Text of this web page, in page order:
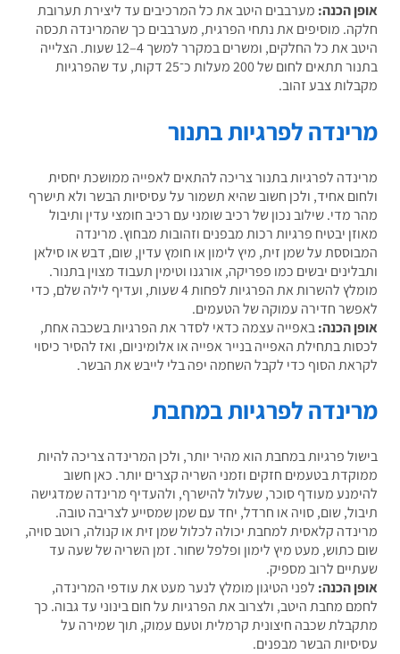
הכנה:מערבבים היטב את כל המרכיבים עד ליצירת תערובת
מוסיפים את נתחי הפרגית, מערבבים כך שהמרינדה תכסה
היטב את כל החלקים, ומשרים במקרר למשך 4–12 שעות. הצלייה
בתנור תתאים לחום של 200 מעלות כ־25 דקות, עד שהפרגיות
צבע זהוב.
לפרגיות בתנור
לפרגיות בתנור צריכה להתאים לאפייה ממושכת יחסית
אחיד, ולכן חשוב שהיא תשמור על עסיסיות הבשר ולא תישרף
מדי. שילוב נכון של רכיב שומני עם רכיב חומצי עדין ותיבול
יבטיח פרגיות רכות מבפנים וזהובות מבחוץ. מרינדה
על שמן זית, מיץ לימון או חומץ עדין, שום, דבש או סילאן
יבשים כמו פפריקה, אורגנו וטימין תעבוד מצוין בתנור.
מומלץ להשרות את הפרגיות לפחות 4 שעות, ועדיף לילה שלם, כדי
חדירה עמוקה של הטעמים.
הכנה:באפייה עצמה כדאי לסדר את הפרגיות בשכבה אחת,
בתחילת האפייה בנייר אפייה או אלומיניום, ואז להסיר כיסוי
הסוף כדי לקבל השחמה יפה בלי לייבש את הבשר.
לפרגיות במחבת
פרגיות במחבת הוא מהיר יותר, ולכן המרינדה צריכה להיות
בטעמים חזקים וזמני השריה קצרים יותר. כאן חשוב
מעודף סוכר, שעלול להישרף, ולהעדיף מרינדה שמדגישה
שום, סויה או חרדל, יחד עם שמן שמסייע לצריבה טובה.
קלאסית למחבת יכולה לכלול שמן זית או קנולה, רוטב סויה,
כתוש, מעט מיץ לימון ופלפל שחור. זמן השריה של שעה עד
לרוב מספיק.
הכנה:לפני הטיגון מומלץ לנער מעט את עודפי המרינדה,
מחבת היטב, ולצרוב את הפרגיות על חום בינוני עד גבוה. כך
שכבה חיצונית קרמלית וטעם עמוק, תוך שמירה על
הבשר מבפנים.